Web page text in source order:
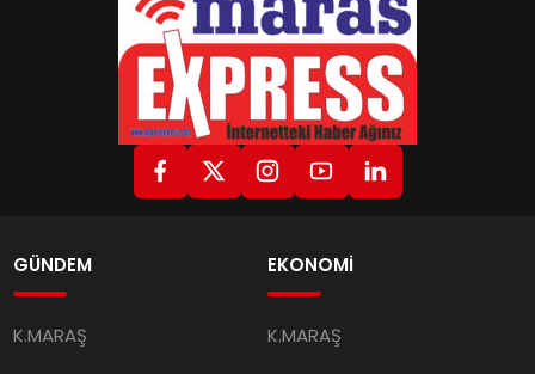
GÜNDEM
K.MARAŞ
EKONOMİ
K.MARAŞ